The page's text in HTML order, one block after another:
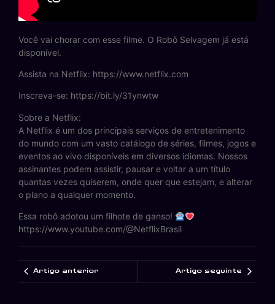
Você vai chorar com esse filme. O Robô Selvagem já está
disponível.
Assista na Netflix: https://www.netflix.com
Inscreva-se: https://bit.ly/31ynwtw
Sobre a Netflix:
A Netflix é um dos principais serviços de entretenimento
do mundo com um vasto catálogo de séries, filmes, jogos e
eventos ao vivo disponíveis em diversos idiomas. Nossos
assinantes podem assistir, pausar e voltar a um título
quantas vezes quiserem, onde quer que estejam, e alterar
o plano a qualquer momento.
Essa robô adotou um filhote de ganso!
https://www.youtube.com/@NetflixBrasil
Artigo anterior Artigo seguinte